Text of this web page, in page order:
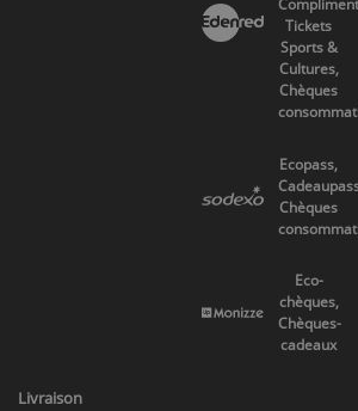
Tickets
Sports &
Cultures,
Chèques
Ecopass,
Chèques
Eco-
chèques,
Chèques-
cadeaux
Livraison